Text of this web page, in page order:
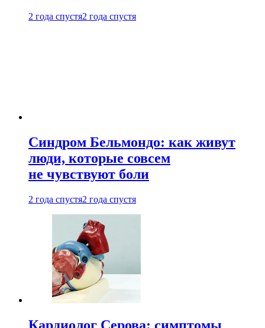
2 года спустя2 года спустя
Синдром Бельмондо: как живут
люди, которые совсем
не чувствуют боли
2 года спустя2 года спустя
Кардиолог Серова: симптомы